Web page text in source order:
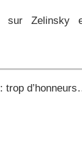
sur Zelinsky
trop